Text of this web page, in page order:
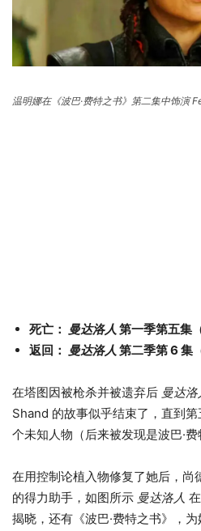
温明娜在《波巴·费特之书》第二集中饰演
死亡： 曼达洛人 第一季第五集（
返回： 曼达洛人 第二季第 6 集
在塔图因被枪杀并被遗弃后 曼达洛
Shand 的故事似乎结束了，直到
个未知人物（后来被发现是波巴·费
在用控制论植入物修复了她后，尚
的得力助手，如图所示 曼达洛人
揭晓，还有《波巴·费特之书》，